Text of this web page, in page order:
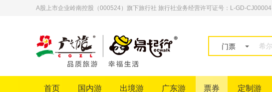
A股上市企业岭南控股（000524）旗下旅行社 旅行社业务经营许可证号：L-GD-CJ00004
门票
首页 国内游 出境游 广东游 票券 定制游